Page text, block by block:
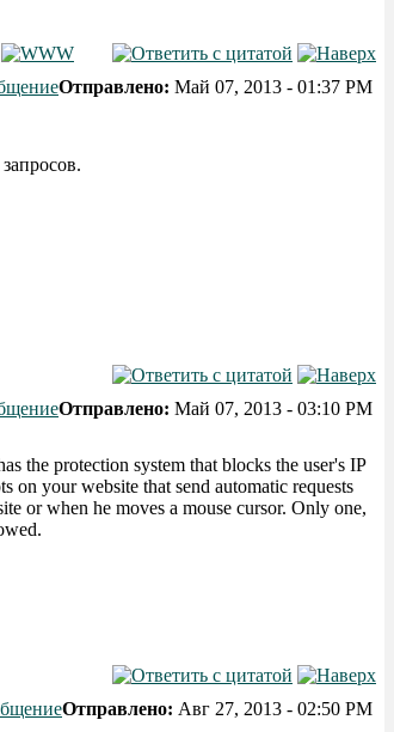
Отправлено: Май 07, 2013 - 01:37 PM
Отправлено: Май 07, 2013 - 03:10 PM
the protection system that blocks the user's IP
on your website that send automatic requests
or when he moves a mouse cursor. Only one,
Отправлено: Авг 27, 2013 - 02:50 PM